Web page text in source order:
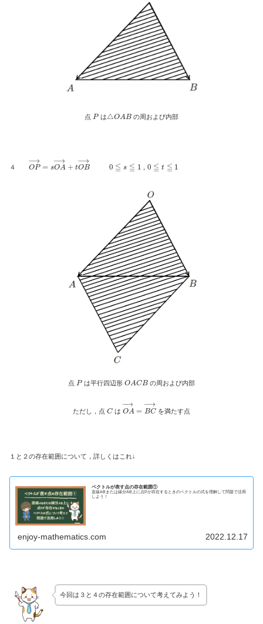
点 P は △ O A Bの周および内部
４ OP→ sOA → +tOB 0 ≦s ，0 t≦ 1
点 P は平行四辺形 O A CB の周および内部
ただし，点 Cは OA =BC を満たす点
１と２の存在範囲について，詳しくはこれ↓
ベクトルが表す点の存在範囲①
直線ABまたは線分AB上に点Pが存在するときのベクトルの式を理解して問題で活用
しよう！
enjoy-mathematics.com 2022.12.17
今回は３と４の存在範囲について考えてみよう！